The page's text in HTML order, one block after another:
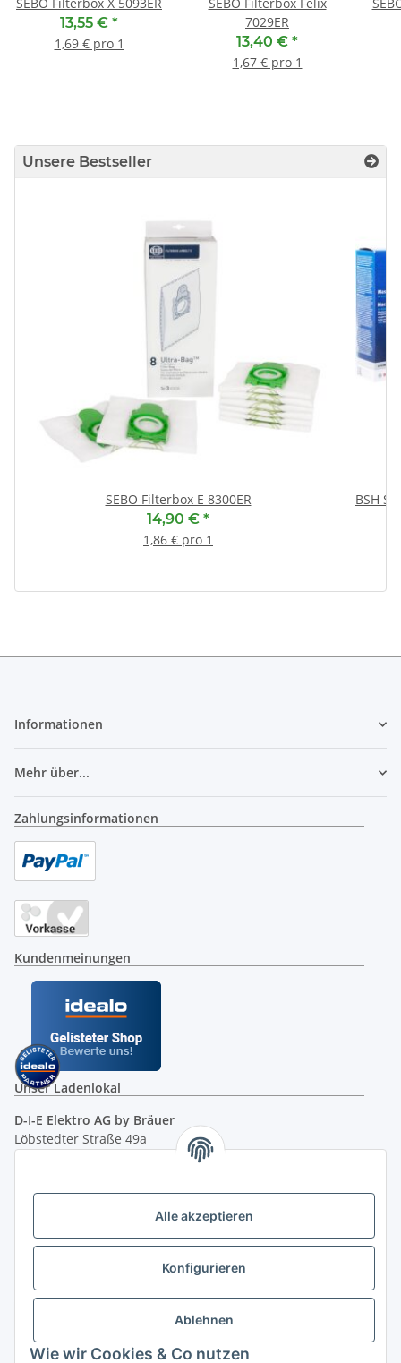
Alle akzeptieren
Konfigurieren
Ablehnen
Wie wir Cookies & Co nutzen
13,55 € *
1,69 € pro 1
7029ER
13,40 € *
1,67 € pro 1
Unsere Bestseller
SEBO Filterbox E 8300ER
14,90 € *
1,86 € pro 1
BSH
Informationen
Mehr über...
Zahlungsinformationen
Kundenmeinungen
Unser Ladenlokal
D-I-E Elektro AG by Bräuer
Löbstedter Straße 49a
( siehe Google-Maps )
Öffnungszeiten:
10.00 - 18.00 Uhr
Ladenpreis versus Internetpreis
Vertrag widerrufen